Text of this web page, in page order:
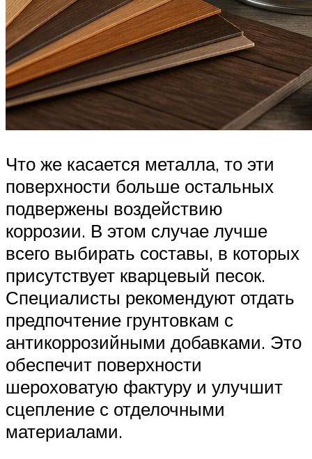
Что же касается металла, то эти
поверхности больше остальных
подвержены воздействию
коррозии. В этом случае лучше
всего выбирать составы, в которых
присутствует кварцевый песок.
Специалисты рекомендуют отдать
предпочтение грунтовкам с
антикоррозийными добавками. Это
обеспечит поверхности
шероховатую фактуру и улучшит
сцепление с отделочными
материалами.